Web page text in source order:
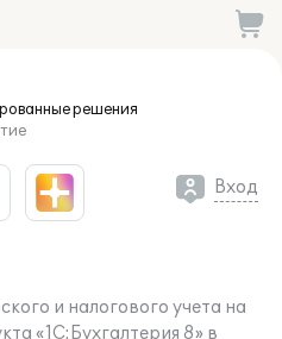
решения
Вход
и налогового учета на
«1C:Бухгалтерия 8» в